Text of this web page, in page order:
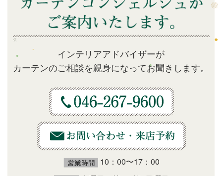
インテリアアドバイザーが
カーテンのご相談を親身になってお聞きします。
10：00〜17：00